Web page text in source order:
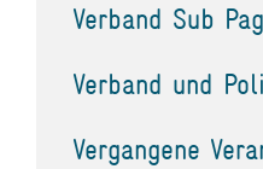
Verband Sub
Verband und
Vergangene